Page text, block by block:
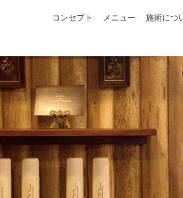
コンセプト メニュー 施術につ